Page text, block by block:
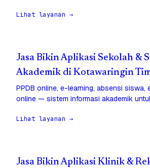
Lihat layanan →
Jasa Bikin Aplikasi Sekolah &
Akademik di Kotawaringin
PPDB online, e-learning, absensi siswa,
online — sistem informasi akademik
Lihat layanan →
Jasa Bikin Aplikasi Klinik &